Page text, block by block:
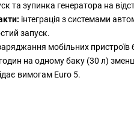
та зупинка генератора на
інтеграція з системами
запуск.
мобільних пристроїв
на одному баку (30 л)
вимогам Euro 5.